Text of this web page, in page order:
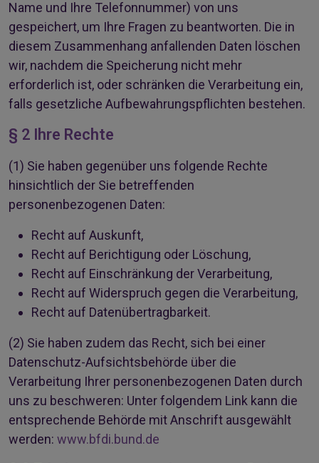
Name und Ihre Telefonnummer) von uns
gespeichert, um Ihre Fragen zu beantworten. Die in
diesem Zusammenhang anfallenden Daten löschen
wir, nachdem die Speicherung nicht mehr
erforderlich ist, oder schränken die Verarbeitung ein,
falls gesetzliche Aufbewahrungspflichten bestehen.
§ 2 Ihre Rechte
(1) Sie haben gegenüber uns folgende Rechte
hinsichtlich der Sie betreffenden
personenbezogenen Daten:
Recht auf Auskunft,
Recht auf Berichtigung oder Löschung,
Recht auf Einschränkung der Verarbeitung,
Recht auf Widerspruch gegen die Verarbeitung,
Recht auf Datenübertragbarkeit.
(2) Sie haben zudem das Recht, sich bei einer
Datenschutz-Aufsichtsbehörde über die
Verarbeitung Ihrer personenbezogenen Daten durch
uns zu beschweren: Unter folgendem Link kann die
entsprechende Behörde mit Anschrift ausgewählt
werden: www.bfdi.bund.de